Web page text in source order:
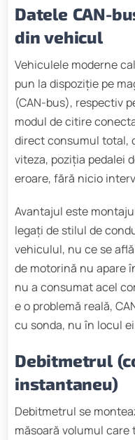
Datele CAN-
din vehicul
Vehiculele moderne
pun la dispoziție pe
(CAN-bus), respectiv
modul de citire
direct consumul total,
viteza, poziția pedalei
eroare, fără nicio
Avantajul este
legați de stilul de
vehiculul, nu ce se
de motorină nu apare
nu a consumat acel
e o problemă reală,
cu sonda, nu în locul
Debitmetrul
instantaneu)
Debitmetrul se
măsoară volumul care